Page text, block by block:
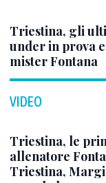
Triestina, gli
under in prova
mister Fontana
VIDEO
Triestina, le
allenatore
Triestina,